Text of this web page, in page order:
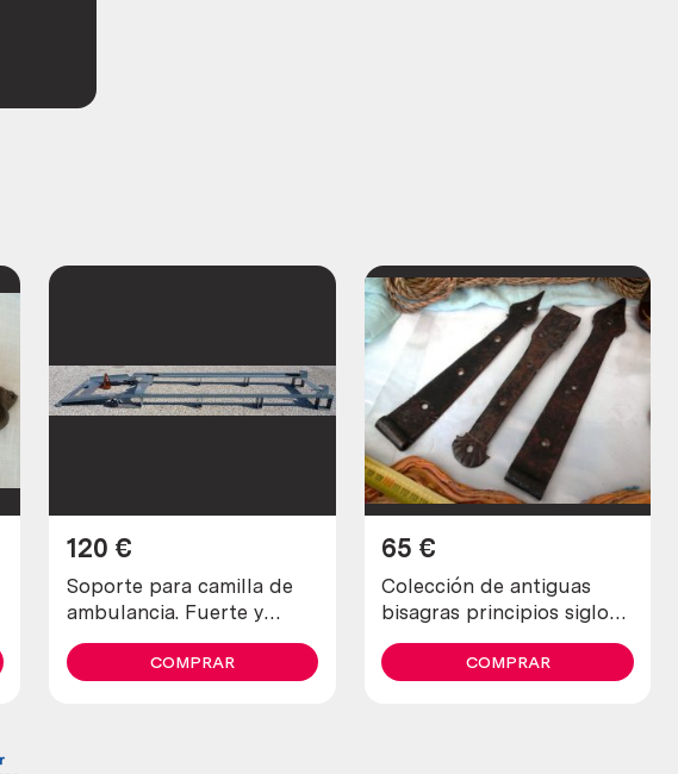
Soporte para camilla de
ambulancia. Fuerte y
seguro.
120 €
COMPRAR
Colección de antiguas
bisagras principios siglo
XX. Hechas en forja. 3
piezas. Estilo medieval.
65 €
COMPRAR